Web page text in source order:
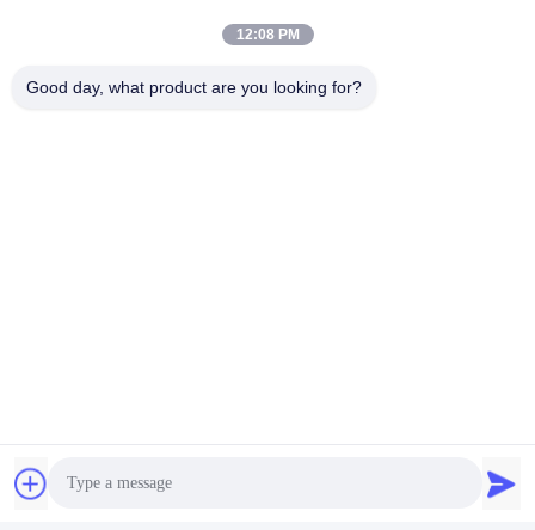
ステンター機械部品の梱包と出荷
ますパーツは,損傷を防ぐためにマッサージ材料を加えた適切なサ
イズボックスに梱包されます.パッケージに包装リストが付属し,す
に織物を伸ばすことによって動作します.
12:08 PM
Good day, what product are you looking for?